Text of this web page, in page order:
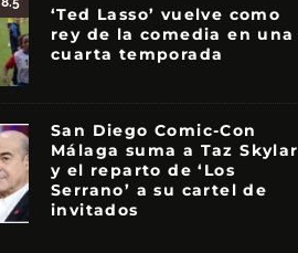
‘Ted Lasso’ vuelve como
rey de la comedia en una
cuarta temporada
San Diego Comic-Con
Málaga suma a Taz Skylar
y el reparto de ‘Los
Serrano’ a su cartel de
invitados